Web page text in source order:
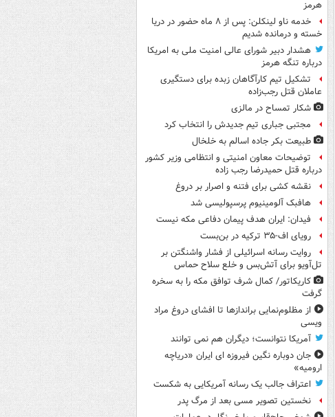
هرمز
خدمه ناو لینکلن: پس از ۸ ماه حضور در دریا
خسته و درمانده‌ شدیم
هشدار دبیر شورای عالی امنیت ملی به امریکا
درباره تنگه هرمز
تشکیل تیم کارآگاهان زبده برای دستگیری
عاملان قتل رجب‌زاده
شکار تمساح در مالزی
مجتبی جباری تیم جدیدش را انتخاب کرد
طبیعت بکر جاده اسالم به خلخال
توضیحات معاون امنیتی و انتظامی وزیر کشور
درباره قتل حمیدرضا رجب زاده
نقشه کشی برای فتنه و اصرار بر دروغ
هافبک آلومینیوم پرسپولیسی شد
فیدان: ایران هدف پیمان دفاعی مکه نیست
رویای اف-۳۵ ترکیه در بن‌بست
روایت رسانه اسرائیلی از فشار واشنگتن بر
تل‌آویو برای آتش‌بس و خلع سلاح حماس
کاریکاتور/ کمال شرف توافق مکه را به سخره
گرفت
از مظلوم‌نمایی براندازها تا افشای دروغ مراد
ویسی
آمریکا نتوانست؛ دیگران هم نمی توانند
جان دوباره نگین فیروزه ای ایران «دریاچه
ارومیه»
اعتراف جالب یک رسانه آمریکایی به شکست
نخستین تصویر مسی بعد از مرگ پدر